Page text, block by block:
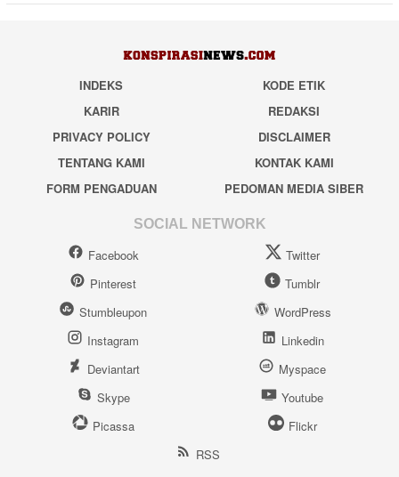
INDEKS
KODE ETIK
KARIR
REDAKSI
PRIVACY POLICY
DISCLAIMER
TENTANG KAMI
KONTAK KAMI
FORM PENGADUAN
PEDOMAN MEDIA SIBER
SOCIAL NETWORK
Facebook
Twitter
Pinterest
Tumblr
Stumbleupon
WordPress
Instagram
Linkedin
Deviantart
Myspace
Skype
Youtube
Picassa
Flickr
RSS